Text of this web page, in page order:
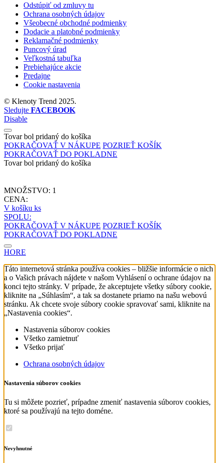
Odstúpiť od zmluvy tu
Ochrana osobných údajov
Všeobecné obchodné podmienky
Dodacie a platobné podmienky
Reklamačné podmienky
Puncový úrad
Veľkostná tabuľka
Prebiehajúce akcie
Predajne
Cookie nastavenia
© Klenoty Trend 2025.
Sledujte FACEBOOK
Disable
Tovar bol pridaný do košíka
POKRAČOVAŤ V NÁKUPE POZRIEŤ KOŠÍK
POKRAČOVAŤ DO POKLADNE
Tovar bol pridaný do košíka
MNOŽSTVO: 1
CENA:
V košíku ks
SPOLU:
POKRAČOVAŤ V NÁKUPE POZRIEŤ KOŠÍK
POKRAČOVAŤ DO POKLADNE
HORE
Táto internetová stránka používa cookies – bližšie informácie o nich
a o Vašich právach nájdete v našom Vyhlásení o ochrane údajov na
konci tejto stránky. V prípade, že akceptujete všetky súbory cookie,
kliknite na „Súhlasím“, a tak sa dostanete priamo na našu webovú
stránku. Ak chcete svoje súbory cookie spravovať sami, kliknite na
„Nastavenia cookies“.
Nastavenia súborov cookies
Všetko zamietnuť
Všetko prijať
Ochrana osobných údajov
Nastavenia súborov cookies
Tu si môžete pozrieť, prípadne zmeniť nastavenia súborov cookies,
ktoré sa používajú na tejto doméne.
Nevyhnutné